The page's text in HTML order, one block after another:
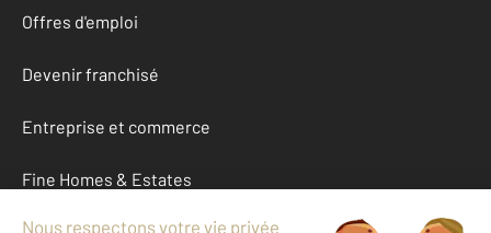
Offres d'emploi
Devenir franchisé
Entreprise et commerce
Fine Homes & Estates